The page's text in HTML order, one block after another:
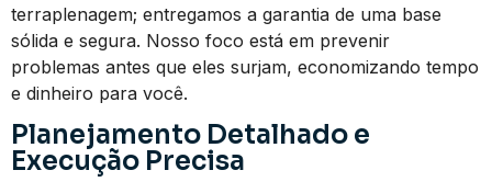
terraplenagem; entregamos a garantia de uma base
sólida e segura. Nosso foco está em prevenir
problemas antes que eles surjam, economizando tempo
e dinheiro para você.
Planejamento Detalhado e
Execução Precisa